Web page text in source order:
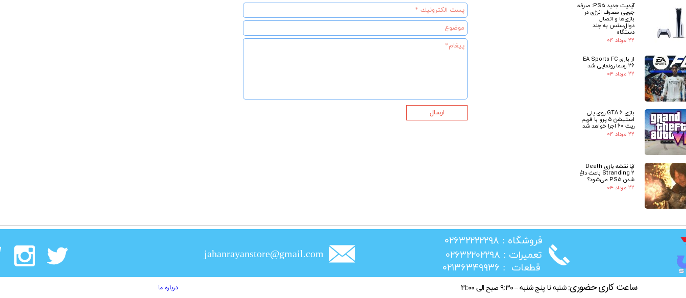
★
آپدیت جدید PS5: صرفه
جویی مصرف انرژی در
بازی‌ها و اتصال
دوال‌سنس به چند
دستگاه
۲۲ مرداد ۰۴
از بازی EA Sports FC
26 رسما رونمایی شد
۲۲ مرداد ۰۴
بازی GTA 6 روی پلی
استیشن 5 پرو با فریم
ریت 60 اجرا خواهد شد
۲۲ مرداد ۰۴
آیا نقشه بازی Death
Stranding 2 باعث داغ
شدن PS5 می‌شود؟
۲۲ مرداد ۰۴
ارسال
​فروشگاه : ۰۲۶۳۲۲۲۲۲۹۸
​تعمیرات : ۰۲۶۳۲۲۰۲۲۹۸
​قطعات : ۰۲۱۳۶۳۴۹۹۳۶
jahanrayanstore@gmail.com
ساعت کاری حضوری: شنبه تا پنج شنبه – ۹:۳۰ صبح الی ۲۱:۰۰ درباره ما